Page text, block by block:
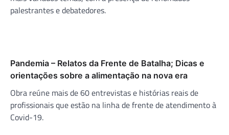
palestrantes e debatedores.
Pandemia – Relatos da Frente de Batalha; Dicas e
orientações sobre a alimentação na nova era
Obra reúne mais de 60 entrevistas e histórias reais de
profissionais que estão na linha de frente de atendimento à
Covid-19.